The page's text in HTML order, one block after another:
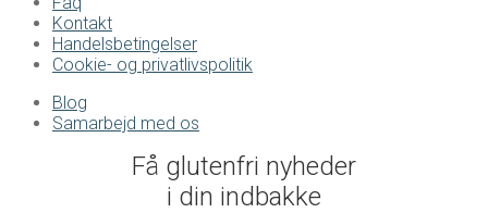
Kontakt
Handelsbetingelser
Cookie- og privatlivspolitik
Blog
Samarbejd med os
Få glutenfri nyheder
i din indbakke